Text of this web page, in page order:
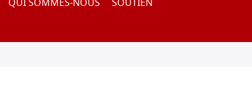
QUI SOMMES-NOUS
SOUTIEN